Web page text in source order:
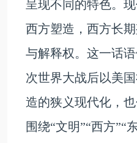
呈现不同的特色。
西方塑造，西方长
与解释权。这一话
次世界大战后以美
造的狭义现代化，
围绕“文明”“西方”“